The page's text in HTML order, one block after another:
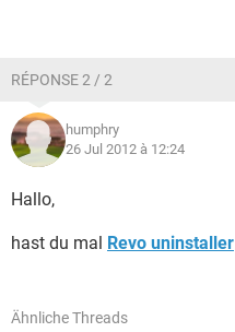
RÉPONSE 2 / 2
humphry
26 Jul 2012 à 12:24
Hallo,
hast du mal Revo uninstaller
Ähnliche Threads